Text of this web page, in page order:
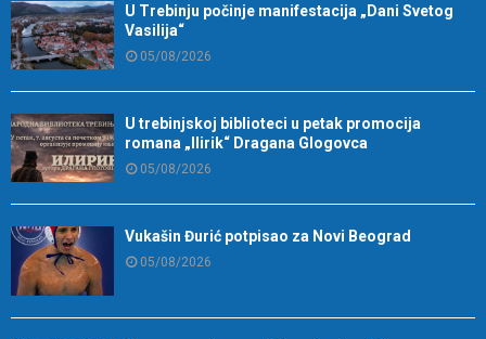
U Trebinju počinje manifestacija „Dani Svetog
Vasilija“
05/08/2026
U trebinjskoj biblioteci u petak promocija
romana „Ilirik“ Dragana Glogovca
05/08/2026
Vukašin Đurić potpisao za Novi Beograd
05/08/2026